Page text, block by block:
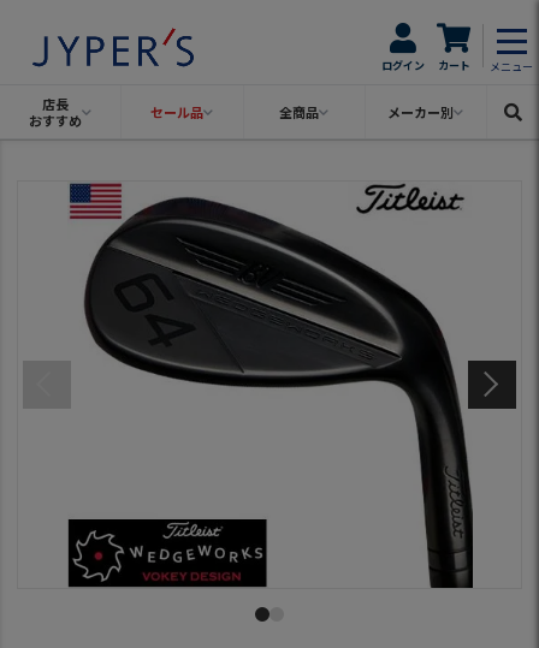
ログイン カート メニュー
店長
おすすめ
セール品 全商品 メーカー別